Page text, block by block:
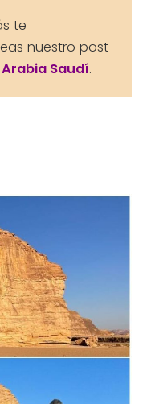
te
nuestro post
Saudí.